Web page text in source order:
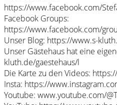
https://www.facebook.com/
Facebook Groups:
https://www.facebook.com/
Unser Blog: https://www.s-
Unser Gästehaus hat eine
kluth.de/gaestehaus/l
Die Karte zu den Videos:
Insta: https://
Youtube: www.youtube.com/